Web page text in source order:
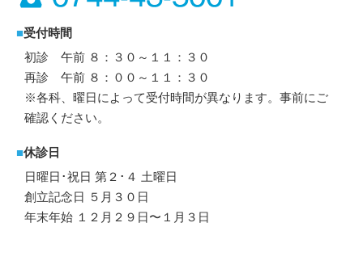
■受付時間
初診 午前 ８：３０～１１：３０
再診 午前 ８：００～１１：３０
※各科、曜日によって受付時間が異なります。事前にご
確認ください。
■休診日
日曜日･祝日 第２･４ 土曜日
創立記念日 ５月３０日
年末年始 １２月２９日〜１月３日